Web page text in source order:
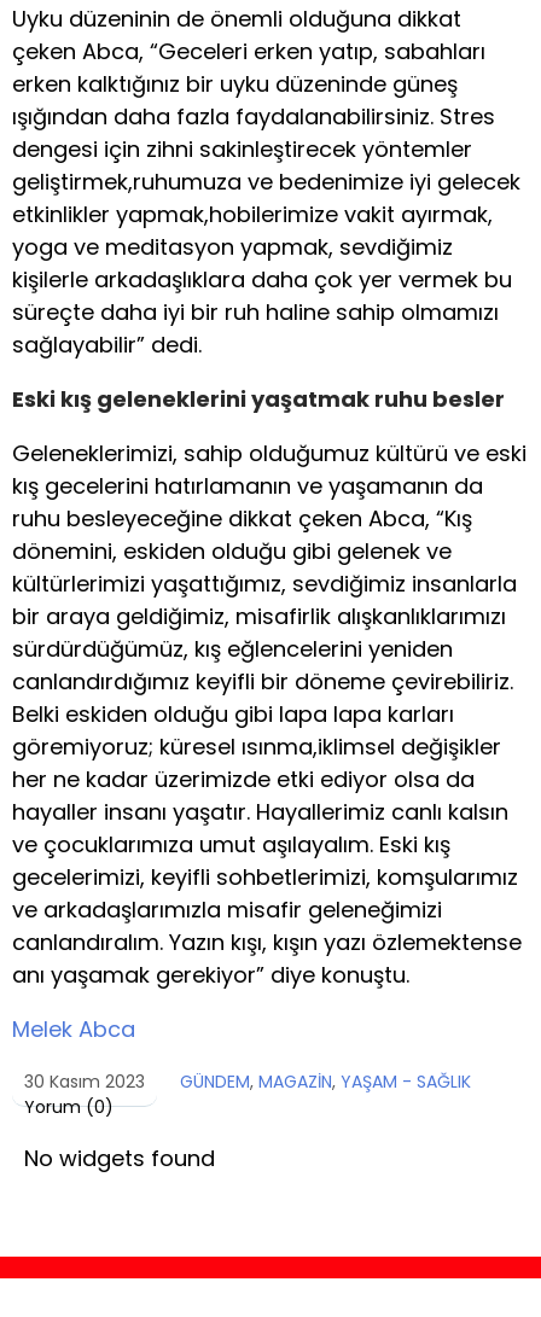
Uyku düzeninin de önemli olduğuna dikkat
çeken Abca, “Geceleri erken yatıp, sabahları
erken kalktığınız bir uyku düzeninde güneş
ışığından daha fazla faydalanabilirsiniz. Stres
dengesi için zihni sakinleştirecek yöntemler
geliştirmek,ruhumuza ve bedenimize iyi gelecek
etkinlikler yapmak,hobilerimize vakit ayırmak,
yoga ve meditasyon yapmak, sevdiğimiz
kişilerle arkadaşlıklara daha çok yer vermek bu
süreçte daha iyi bir ruh haline sahip olmamızı
sağlayabilir” dedi.
Eski kış geleneklerini yaşatmak ruhu besler
Geleneklerimizi, sahip olduğumuz kültürü ve eski
kış gecelerini hatırlamanın ve yaşamanın da
ruhu besleyeceğine dikkat çeken Abca, “Kış
dönemini, eskiden olduğu gibi gelenek ve
kültürlerimizi yaşattığımız, sevdiğimiz insanlarla
bir araya geldiğimiz, misafirlik alışkanlıklarımızı
sürdürdüğümüz, kış eğlencelerini yeniden
canlandırdığımız keyifli bir döneme çevirebiliriz.
Belki eskiden olduğu gibi lapa lapa karları
göremiyoruz; küresel ısınma,iklimsel değişikler
her ne kadar üzerimizde etki ediyor olsa da
hayaller insanı yaşatır. Hayallerimiz canlı kalsın
ve çocuklarımıza umut aşılayalım. Eski kış
gecelerimizi, keyifli sohbetlerimizi, komşularımız
ve arkadaşlarımızla misafir geleneğimizi
canlandıralım. Yazın kışı, kışın yazı özlemektense
anı yaşamak gerekiyor” diye konuştu.
Melek Abca
30 Kasım 2023 GÜNDEM, MAGAZİN, YAŞAM - SAĞLIK
Yorum (0)
No widgets found